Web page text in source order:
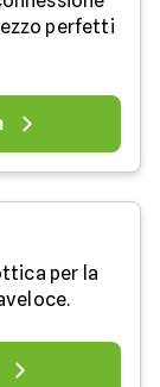
perfetti
per la